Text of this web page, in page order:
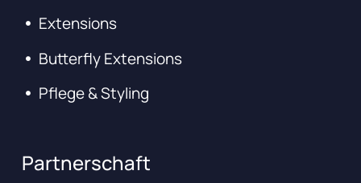
Extensions
Butterfly Extensions
Pflege & Styling
Partnerschaft